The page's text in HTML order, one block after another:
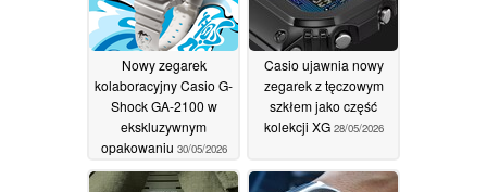
Nowy zegarek
kolaboracyjny Casio G-
Shock GA-2100 w
ekskluzywnym
opakowaniu 30/05/2026
Casio ujawnia nowy
zegarek z tęczowym
szkłem jako część
kolekcji XG 28/05/2026